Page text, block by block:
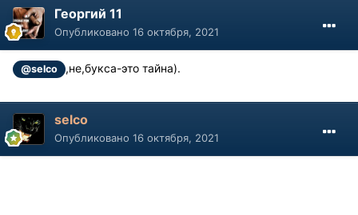
Георгий 11
Опубликовано 16 октября, 2021
@selco ,не,букса-это тайна).
selco
Опубликовано 16 октября, 2021